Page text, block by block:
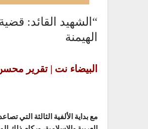
“الشهيد القائد:
الهيمنة
البيضاء نت | تقرير
مع بداية الألفية الثالثة التي